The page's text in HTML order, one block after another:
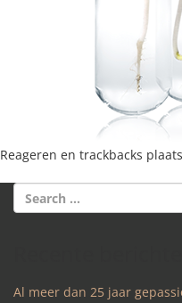
Reageren en trackbacks
Al meer dan 25 jaar